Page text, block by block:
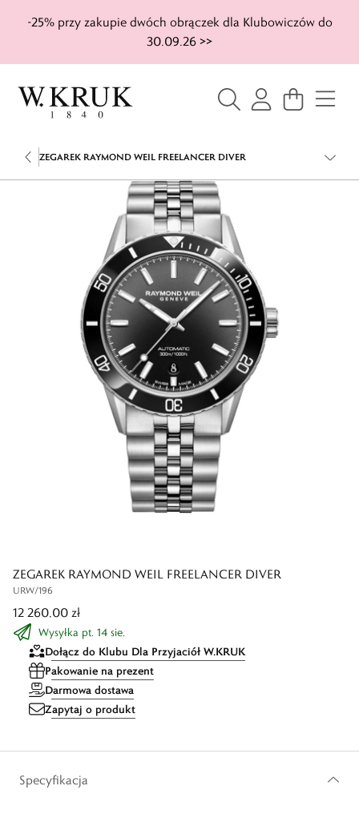
-25% przy zakupie dwóch obrączek dla Klubowiczów do
30.09.26 >>
ZEGAREK RAYMOND WEIL FREELANCER DIVER
ZEGAREK RAYMOND WEIL FREELANCER DIVER
URW/196
12 260,00 zł
Wysyłka pt. 14 sie.
Dołącz do Klubu Dla Przyjaciół W.KRUK
Pakowanie na prezent
Darmowa dostawa
Zapytaj o produkt
Specyfikacja